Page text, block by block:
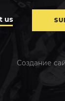
us
Создание